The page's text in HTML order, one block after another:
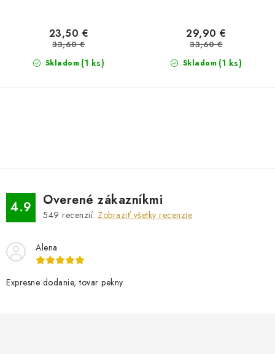
Skladom (1 ks)
23,50 €
33,60 €
Skladom (1 ks)
29,90 €
33,60 €
á
d
a
c
e
r
4.9 Overené zákazníkmi
549 recenzií. Zobraziť všetky recenzie
Alena
Expresne dodanie, tovar pekny